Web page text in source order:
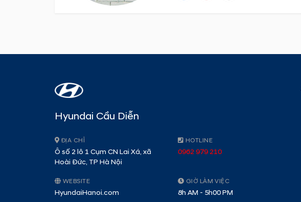
Hyundai Cầu Diễn
ĐỊA CHỈ
Ô số 2 lô 1 Cụm CN Lai Xá, xã
Hoài Đức, TP Hà Nội
HOTLINE
0962 979 210
WEBSITE
HyundaiHanoi.com
GIỜ LÀM VIỆC
8h AM - 5h00 PM